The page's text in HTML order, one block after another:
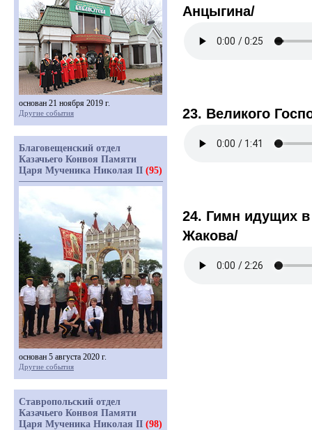
Анцыгина/
23. Великого
24. Гимн идущих в
Жакова/
основан 21 ноября 2019 г.
Другие события
Благовещенский отдел
Казачьего Конвоя Памяти
Царя Мученика Николая II (95)
основан 5 августа 2020 г.
Другие события
Ставропольский отдел
Казачьего Конвоя Памяти
Царя Мученика Николая II (98)